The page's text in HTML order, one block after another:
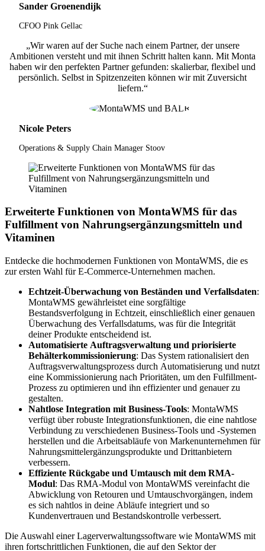
Sander Groenendijk
CFOO Pink Gellac
„Wir waren auf der Suche nach einem Partner, der unsere
Ambitionen versteht und mit ihnen Schritt halten kann. Mit Monta
haben wir den perfekten Partner gefunden: skalierbar, flexibel und
persönlich. Selbst in Spitzenzeiten können wir mit Zuversicht
liefern.“
Nicole Peters
Operations & Supply Chain Manager Stoov
Erweiterte Funktionen von MontaWMS für das
Fulfillment von Nahrungsergänzungsmitteln und
Vitaminen
Entdecke die hochmodernen Funktionen von MontaWMS, die es
zur ersten Wahl für E-Commerce-Unternehmen machen.
Echtzeit-Überwachung von Beständen und Verfallsdaten:
MontaWMS gewährleistet eine sorgfältige
Bestandsverfolgung in Echtzeit, einschließlich einer genauen
Überwachung des Verfallsdatums, was für die Integrität
deiner Produkte entscheidend ist.
Automatisierte Auftragsverwaltung und priorisierte
Behälterkommissionierung: Das System rationalisiert den
Auftragsverwaltungsprozess durch Automatisierung und nutzt
eine Kommissionierung nach Prioritäten, um den Fulfillment-
Prozess zu optimieren und ihn effizienter und genauer zu
gestalten.
Nahtlose Integration mit Business-Tools: MontaWMS
verfügt über robuste Integrationsfunktionen, die eine nahtlose
Verbindung zu verschiedenen Business-Tools und -Systemen
herstellen und die Arbeitsabläufe von Markenunternehmen für
Nahrungsmittelergänzungsprodukte und Drittanbietern
verbessern.
Effiziente Rückgabe und Umtausch mit dem RMA-
Modul: Das RMA-Modul von MontaWMS vereinfacht die
Abwicklung von Retouren und Umtauschvorgängen, indem
es sich nahtlos in deine Abläufe integriert und so
Kundenvertrauen und Bestandskontrolle verbessert.
Die Auswahl einer Lagerverwaltungssoftware wie MontaWMS mit
ihren fortschrittlichen Funktionen, die auf den Sektor der